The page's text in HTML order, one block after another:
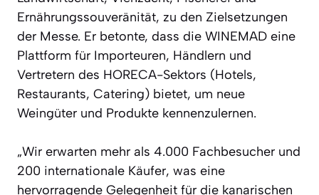
Ernährungssouveränität, zu den Zielsetzungen
der Messe. Er betonte, dass die WINEMAD eine
Plattform für Importeuren, Händlern und
Vertretern des HORECA-Sektors (Hotels,
Restaurants, Catering) bietet, um neue
Weingüter und Produkte kennenzulernen.
„Wir erwarten mehr als 4.000 Fachbesucher und
200 internationale Käufer, was eine
hervorragende Gelegenheit für die kanarischen